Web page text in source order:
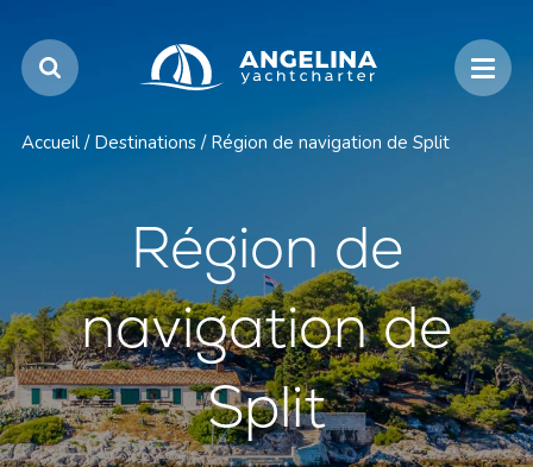
Accueil / Destinations / Région de navigation de Split
Région de
navigation de
Split